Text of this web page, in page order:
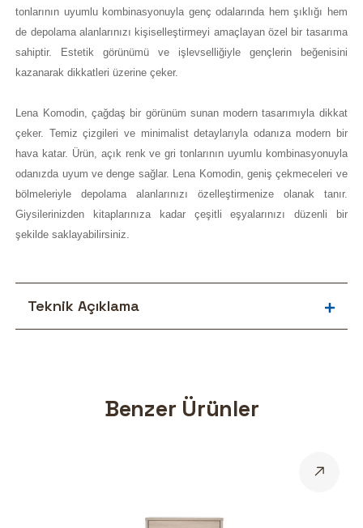
tonlarının uyumlu kombinasyonuyla genç odalarında hem şıklığı hem
de depolama alanlarınızı kişiselleştirmeyi amaçlayan özel bir tasarıma
sahiptir. Estetik görünümü ve işlevselliğiyle gençlerin beğenisini
kazanarak dikkatleri üzerine çeker.
Lena Komodin, çağdaş bir görünüm sunan modern tasarımıyla dikkat
çeker. Temiz çizgileri ve minimalist detaylarıyla odanıza modern bir
hava katar. Ürün, açık renk ve gri tonlarının uyumlu kombinasyonuyla
odanızda uyum ve denge sağlar. Lena Komodin, geniş çekmeceleri ve
bölmeleriyle depolama alanlarınızı özelleştirmenize olanak tanır.
Giysilerinizden kitaplarınıza kadar çeşitli eşyalarınızı düzenli bir
şekilde saklayabilirsiniz.
Teknik Açıklama
Benzer Ürünler